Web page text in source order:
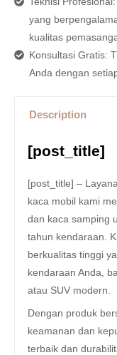
yang
kualitas
Konsultasi Gratis:
Anda dengan
Description
[post_title]
[post_title] –
kaca mobil kami
dan kaca samping
tahun kendaraan.
berkualitas tinggi
kendaraan Anda,
atau SUV modern.
Dengan produk
keamanan dan
terbaik dan